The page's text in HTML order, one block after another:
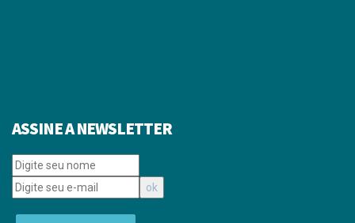
ASSINE A NEWSLETTER